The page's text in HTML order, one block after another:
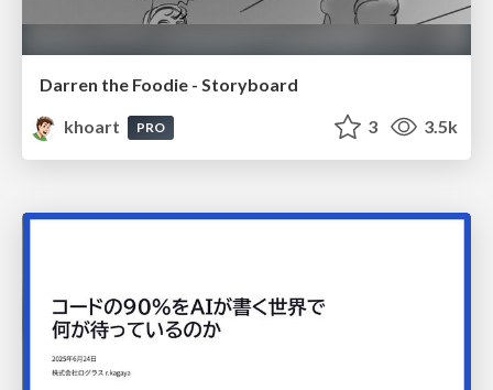
Darren the Foodie - Storyboard
khoart
PRO 3 3.5k